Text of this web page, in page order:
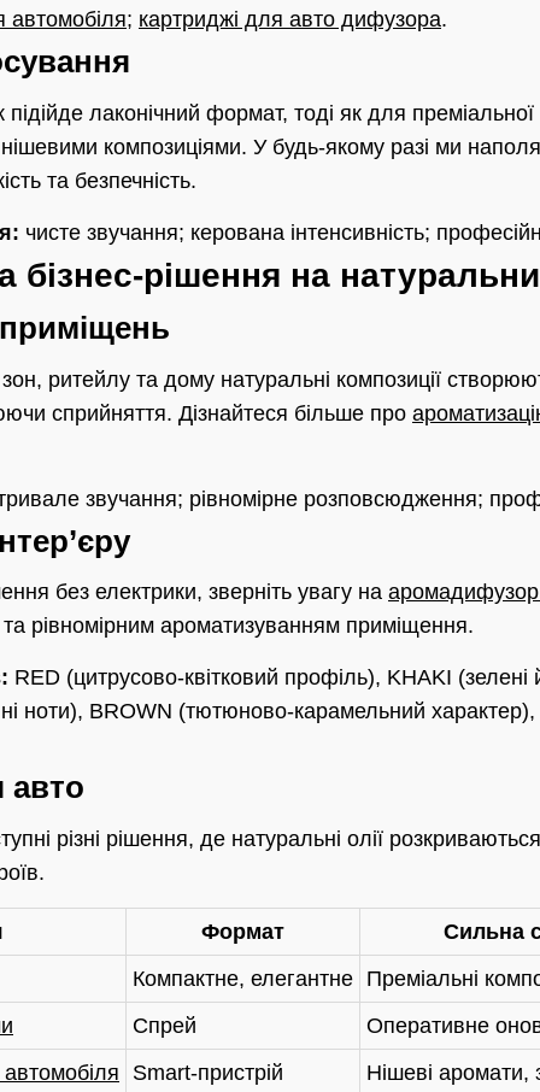
автомобіля; картриджі для авто дифузора.
лаконічний формат, тоді як для
композиціями. У будь-якому разі ми
та безпечність.
чисте звучання; керована інтенсивність;
бізнес-рішення на
ритейлу та дому натуральні композиції
сприйняття. Дізнайтеся більше про
звучання; рівномірне розповсюдження;
без електрики, зверніть увагу на
рівномірним ароматизуванням приміщення.
RED (цитрусово-квітковий профіль), KHAKI (зелені
ноти), BROWN (тютюново-карамельний характер),
різні рішення, де натуральні олії
Формат
Сильна
Компактне, елегантне Преміальні
Спрей
Оперативне
Smart-пристрій
Нішеві аромати,